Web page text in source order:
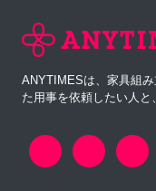
ANYTIMESは、家具組
た用事を依頼したい人と